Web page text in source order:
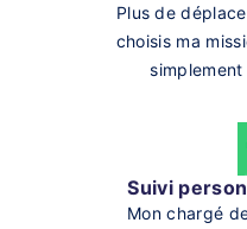
Plus de
choisis ma
Suivi
Mon chargé